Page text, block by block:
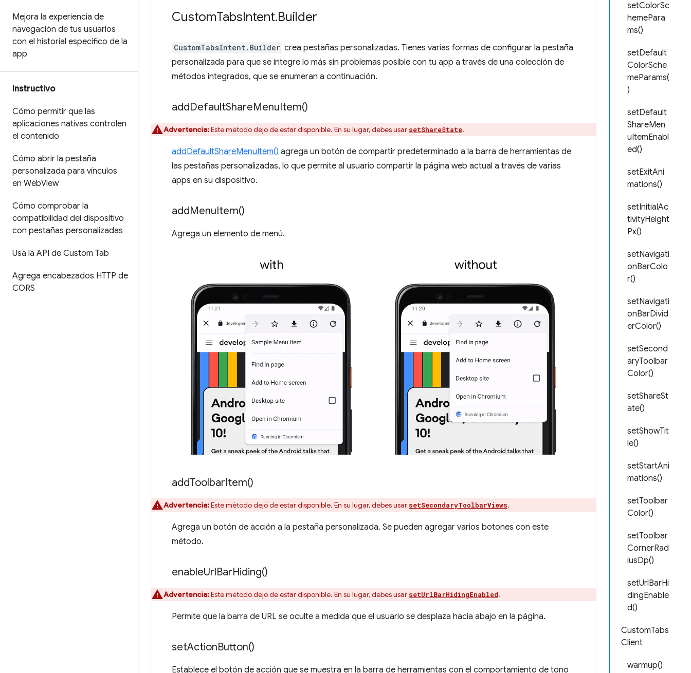
Mejora la experiencia de
navegación de tus usuarios
con el historial específico de la
app
Instructivo
Cómo permitir que las
aplicaciones nativas controlen
el contenido
Cómo abrir la pestaña
personalizada para vínculos
en WebView
Cómo comprobar la
compatibilidad del dispositivo
con pestañas personalizadas
Usa la API de Custom Tab
Agrega encabezados HTTP de
CORS
setColorSc
hemePara
ms()
setDefault
ColorSche
meParams(
)
setDefault
ShareMen
uItemEnabl
ed()
setExitAni
mations()
setInitialAc
tivityHeight
Px()
setNavigati
onBarColo
r()
setNavigati
onBarDivid
erColor()
setSecond
aryToolbar
Color()
setShareSt
ate()
setShowTit
le()
setStartAni
mations()
setToolbar
Color()
setToolbar
CornerRad
iusDp()
setUrlBarHi
dingEnable
d()
CustomTabs
Client
warmup()
CustomTabsIntent.Builder
CustomTabsIntent.Builder crea pestañas personalizadas. Tienes varias formas de configurar la pestaña
personalizada para que se integre lo más sin problemas posible con tu app a través de una colección de
métodos integrados, que se enumeran a continuación.
addDefaultShareMenuItem()
Advertencia:Este método dejó de estar disponible. En su lugar, debes usar setShareState.
addDefaultShareMenuItem() agrega un botón de compartir predeterminado a la barra de herramientas de
las pestañas personalizadas, lo que permite al usuario compartir la página web actual a través de varias
apps en su dispositivo.
addMenuItem()
Agrega un elemento de menú.
addToolbarItem()
Advertencia:Este método dejó de estar disponible. En su lugar, debes usar setSecondaryToolbarViews.
Agrega un botón de acción a la pestaña personalizada. Se pueden agregar varios botones con este
método.
enableUrlBarHiding()
Advertencia:Este método dejó de estar disponible. En su lugar, debes usar setUrlBarHidingEnabled.
Permite que la barra de URL se oculte a medida que el usuario se desplaza hacia abajo en la página.
setActionButton()
Establece el botón de acción que se muestra en la barra de herramientas con el comportamiento de tono